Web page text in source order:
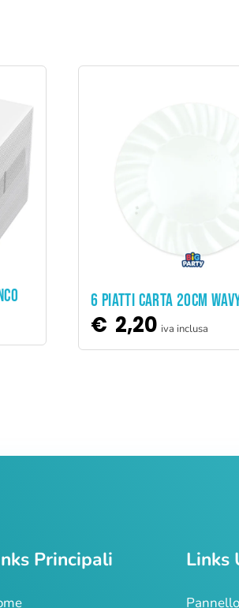
ADD TO CART
6 PIATTI CARTA 20CM
€ 2,20 iva inclusa
Principali Links